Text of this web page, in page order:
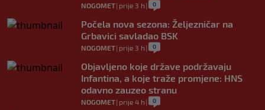
NOGOMET| prije 3 h | 0
Počela nova sezona: Željezničar na
Grbavici savladao BSK
NOGOMET| prije 3 h | 0
Objavljeno koje države podržavaju
Infantina, a koje traže promjene: HNS
odavno zauzeo stranu
NOGOMET| prije 4 h | 0